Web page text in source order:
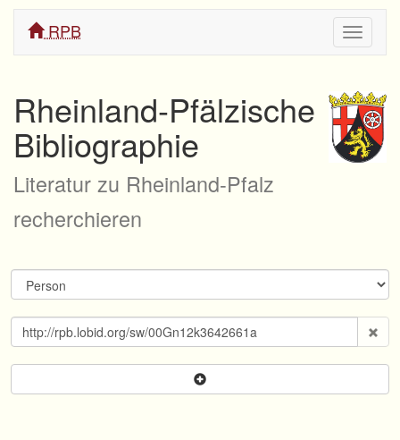
ein/
RPB
Rheinland-Pfälzische
Bibliographie
Literatur zu Rheinland-Pfalz
recherchieren